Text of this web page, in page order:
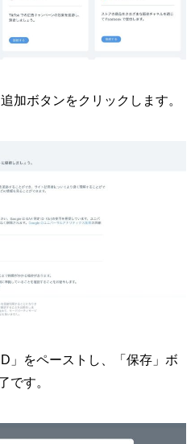
加ボタンをクリックします。
」をペーストし、「保存」ボ
です。